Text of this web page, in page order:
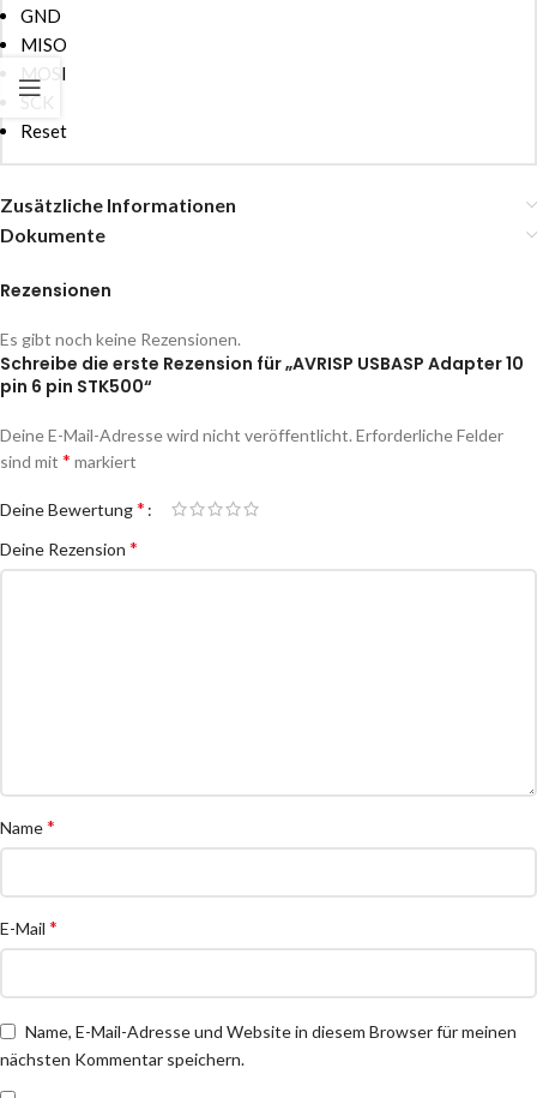
GND
MISO
MOSI
SCK
Reset
Zusätzliche Informationen
Dokumente
Rezensionen
Es gibt noch keine Rezensionen.
Schreibe die erste Rezension für „AVRISP USBASP Adapter 10
pin 6 pin STK500“
Deine E-Mail-Adresse wird nicht veröffentlicht. Erforderliche Felder
sind mit * markiert
Deine Bewertung*
Deine Rezension *
Name*
E-Mail *
Name, E-Mail-Adresse und Website in diesem Browser für meinen
nächsten Kommentar speichern.